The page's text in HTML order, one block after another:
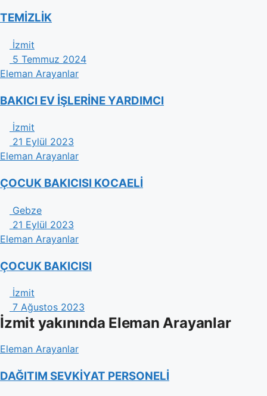
TEMİZLİK
İzmit
5 Temmuz 2024
Eleman Arayanlar
BAKICI EV İŞLERİNE YARDIMCI
İzmit
21 Eylül 2023
Eleman Arayanlar
ÇOCUK BAKICISI KOCAELİ
Gebze
21 Eylül 2023
Eleman Arayanlar
ÇOCUK BAKICISI
İzmit
7 Ağustos 2023
İzmit yakınında Eleman Arayanlar
Eleman Arayanlar
DAĞITIM SEVKİYAT PERSONELİ